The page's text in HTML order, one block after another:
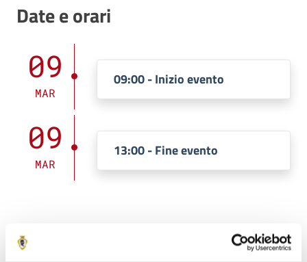
Date e orari
09
MAR
09:00 - Inizio evento
09
MAR
13:00 - Fine evento
Costi